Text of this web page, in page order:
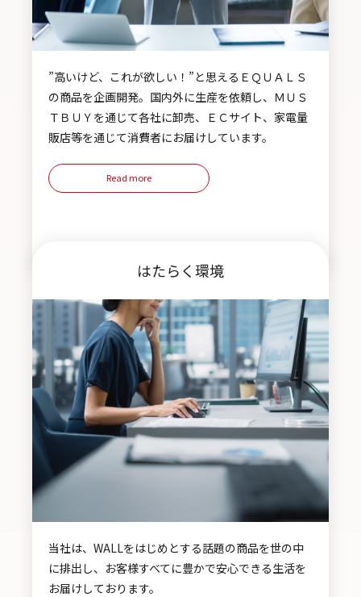
”高いけど、これが欲しい！”と思えるＥＱＵＡＬＳ
の商品を企画開発。国内外に生産を依頼し、ＭＵＳ
ＴＢＵＹを通じて各社に卸売、ＥＣサイト、家電量
販店等を通じて消費者にお届けしています。
Read more
はたらく環境
当社は、WALLをはじめとする話題の商品を世の中
に排出し、お客様すべてに豊かで安心できる生活を
お届けしております。